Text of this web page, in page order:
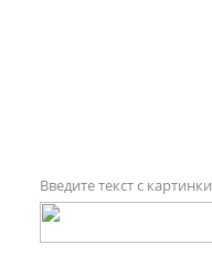
Введите текст с картинки